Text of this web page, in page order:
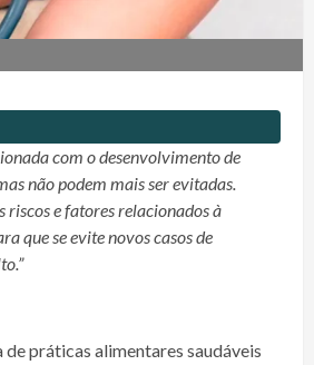
com o desenvolvimento de
não podem mais ser evitadas.
riscos e fatores relacionados à
que se evite novos casos de
práticas alimentares saudáveis